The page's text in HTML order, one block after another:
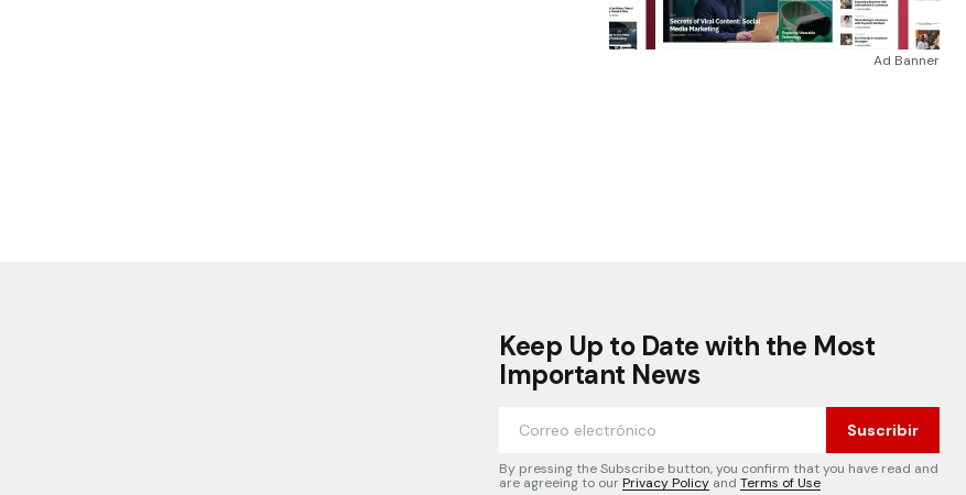
Ad Banner
Keep Up to Date with the Most
Important News
Suscribir
By pressing the Subscribe button, you confirm that you have read and
are agreeing to ourPrivacy Policy and Terms of Use